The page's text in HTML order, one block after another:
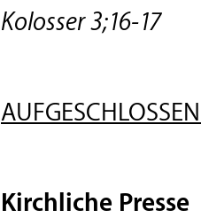
Kolosser 3;16-17
Kirchliche Presse